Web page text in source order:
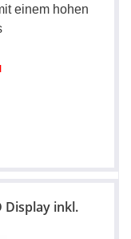
einem hohen
Display inkl.